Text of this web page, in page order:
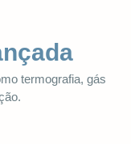
termografia, gás